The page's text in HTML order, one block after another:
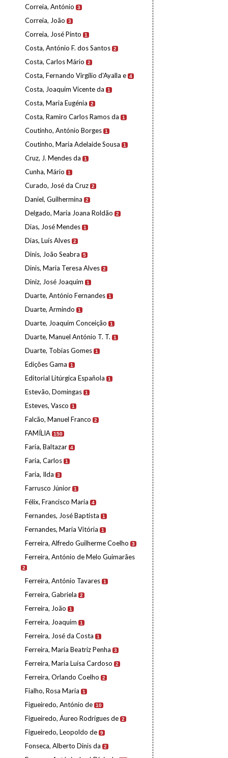
Correia, António 3
Correia, João 3
Correia, José Pinto 1
Costa, António F. dos Santos 2
Costa, Carlos Mário 2
Costa, Fernando Virgílio d'Ayalla e 4
Costa, Joaquim Vicente da 1
Costa, Maria Eugénia 2
Costa, Ramiro Carlos Ramos da 1
Coutinho, António Borges 1
Coutinho, Maria Adelaide Sousa 1
Cruz, J. Mendes da 1
Cunha, Mário 1
Curado, José da Cruz 2
Daniel, Guilhermina 2
Delgado, Maria Joana Roldão 2
Dias, José Mendes 1
Dias, Luís Alves 2
Dinis, João Seabra 5
Dinis, Maria Teresa Alves 2
Diniz, José Joaquim 1
Duarte, António Fernandes 1
Duarte, Armindo 1
Duarte, Joaquim Conceição 1
Duarte, Manuel António T. T. 1
Duarte, Tobias Gomes 1
Edições Gama 1
Editorial Litúrgica Española 1
Estevão, Domingas 1
Esteves, Vasco 1
Falcão, Manuel Franco 2
FAMÍLIA 150
Faria, Baltazar 4
Faria, Carlos 1
Faria, Ilda 3
Farrusco Júnior 1
Félix, Francisco Maria 4
Fernandes, José Baptista 1
Fernandes, Maria Vitória 1
Ferreira, Alfredo Guilherme Coelho 3
Ferreira, António de Melo Guimarães
2
Ferreira, António Tavares 1
Ferreira, Gabriela 2
Ferreira, João 1
Ferreira, Joaquim 1
Ferreira, José da Costa 1
Ferreira, Maria Beatriz Penha 3
Ferreira, Maria Luísa Cardoso 2
Ferreira, Orlando Coelho 2
Fialho, Rosa Maria 1
Figueiredo, António de 10
Figueiredo, Áureo Rodrigues de 2
Figueiredo, Leopoldo de 9
Fonseca, Alberto Dinis da 2